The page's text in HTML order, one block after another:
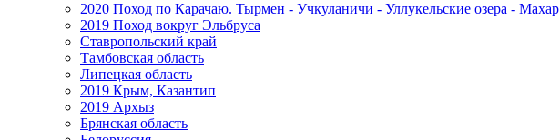
2020 Поход по Карачаю. Тырмен - Учкуланичи - Уллукельские озера - Махар
2019 Поход вокруг Эльбруса
Ставропольский край
Тамбовская область
Липецкая область
2019 Крым, Казантип
2019 Архыз
Брянская область